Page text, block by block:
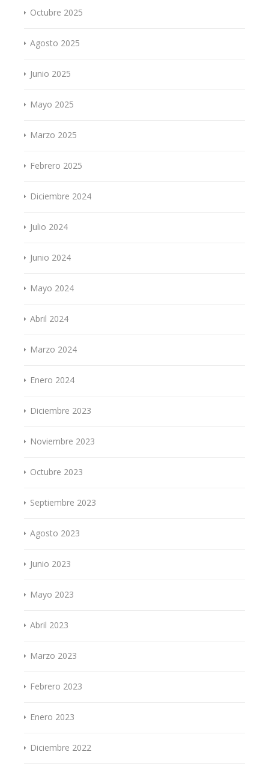
Octubre 2025
Agosto 2025
Junio 2025
Mayo 2025
Marzo 2025
Febrero 2025
Diciembre 2024
Julio 2024
Junio 2024
Mayo 2024
Abril 2024
Marzo 2024
Enero 2024
Diciembre 2023
Noviembre 2023
Octubre 2023
Septiembre 2023
Agosto 2023
Junio 2023
Mayo 2023
Abril 2023
Marzo 2023
Febrero 2023
Enero 2023
Diciembre 2022